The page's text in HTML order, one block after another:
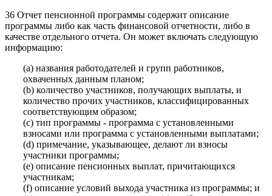
36 Отчет пенсионной программы содержит описание
программы либо как часть финансовой отчетности, либо в
качестве отдельного отчета. Он может включать следующую
информацию:
(a) названия работодателей и групп работников,
охваченных данным планом;
(b) количество участников, получающих выплаты, и
количество прочих участников, классифицированных
соответствующим образом;
(c) тип программы - программа с установленными
взносами или программа с установленными выплатами;
(d) примечание, указывающее, делают ли взносы
участники программы;
(e) описание пенсионных выплат, причитающихся
участникам;
(f) описание условий выхода участника из программы; и